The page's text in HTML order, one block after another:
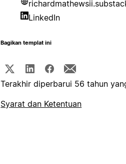
LinkedIn
Bagikan templat ini
Terakhir diperbarui 56 tahun
Syarat dan Ketentuan